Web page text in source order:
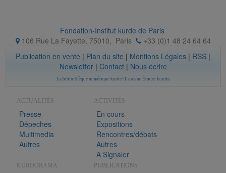
Fondation-Institut kurde de Paris
106 Rue La Fayette, 75010, Paris
+33 (0)1 48 24 64 64
Publication en vente | Plan du site | Mentions Légales | RSS |
Newsletter| Contact| Nous écrire
La bibliothèque numérique kurde| La revue Études kurdes
ACTUALITÉS
Presse
Dépeches
Multimedia
Autres
ACTIVITÉS
En cours
Expositions
Rencontres/débats
Autres
A Signaler
KURDORAMA PUBLICATIONS